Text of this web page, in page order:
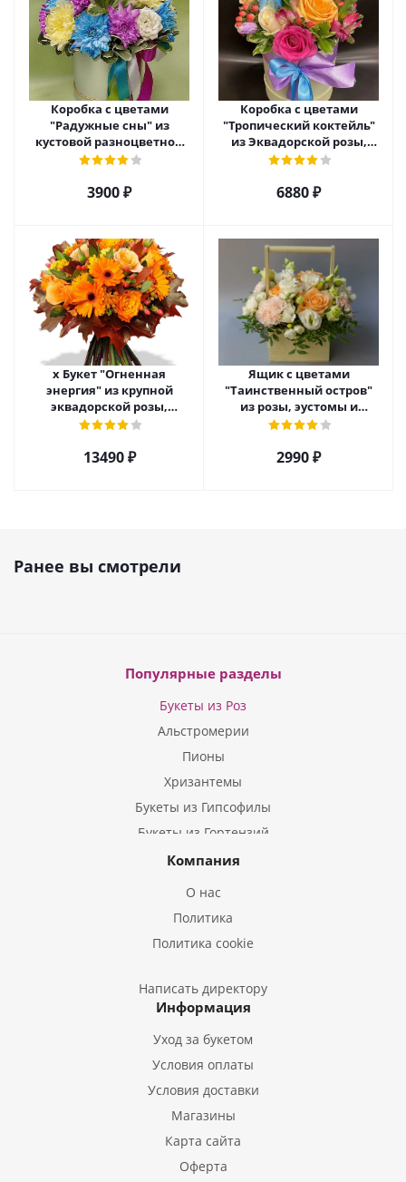
Коробка с цветами
"Радужные сны" из
кустовой разноцветной
хризантемы арт. 22457
3900 ₽
Коробка с цветами
"Тропический коктейль"
из Эквадорской розы,
эустомы, альстромерии
6880 ₽
х Букет "Огненная
энергия" из крупной
эквадорской розы,
гиперикума и гермини.
13490 ₽
Ящик с цветами
"Таинственный остров"
из розы, эустомы и
диантуса арт. 7754
2990 ₽
Ранее вы смотрели
Популярные разделы
Букеты из Роз
Альстромерии
Пионы
Хризантемы
Букеты из Гипсофилы
Букеты из Гортензий
Букеты из Ирисов
Букеты из Эустом
Букеты из Гладиолусов
Букеты из Тюльпанов
Компания
О нас
Политика
Политика cookie
Написать директору
Информация
Уход за букетом
Условия оплаты
Условия доставки
Магазины
Карта сайта
Оферта